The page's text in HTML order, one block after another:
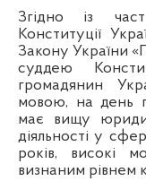
Згідно із
Конституції
Закону України
суддею
громадянин
мовою, на день
має вищу
діяльності у
років, високі
визнаним рівнем